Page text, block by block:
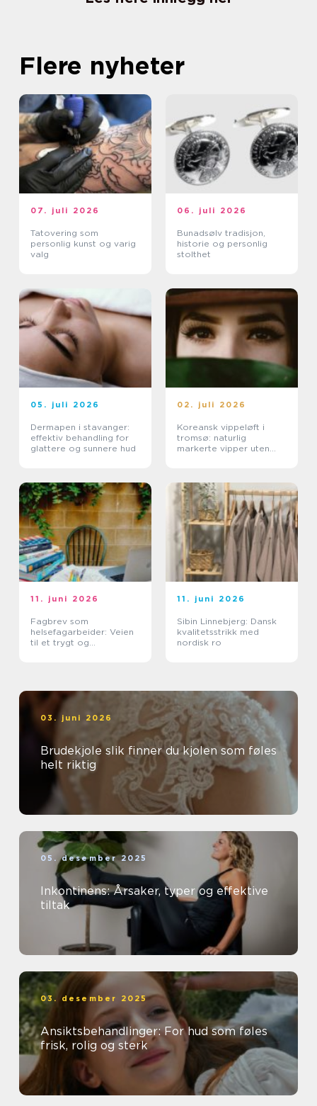
Flere nyheter
07. juli 2026
Tatovering som
personlig kunst og varig
valg
06. juli 2026
Bunadsølv tradisjon,
historie og personlig
stolthet
05. juli 2026
Dermapen i stavanger:
effektiv behandling for
glattere og sunnere hud
02. juli 2026
Koreansk vippeløft i
tromsø: naturlig
markerte vipper uten
11. juni 2026
Fagbrev som
helsefagarbeider: Veien
til et trygt og
11. juni 2026
Sibin Linnebjerg: Dansk
kvalitetsstrikk med
nordisk ro
03. juni 2026
Brudekjole slik finner du kjolen som føles
helt riktig
05. desember 2025
Inkontinens: Årsaker, typer og effektive
tiltak
03. desember 2025
Ansiktsbehandlinger: For hud som føles
frisk, rolig og sterk